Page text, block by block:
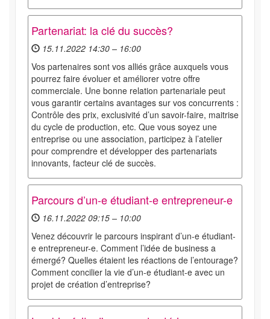
Partenariat: la clé du succès?
15.11.2022 14:30 – 16:00
Vos partenaires sont vos alliés grâce auxquels vous
pourrez faire évoluer et améliorer votre offre
commerciale. Une bonne relation partenariale peut
vous garantir certains avantages sur vos concurrents :
Contrôle des prix, exclusivité d’un savoir-faire, maitrise
du cycle de production, etc. Que vous soyez une
entreprise ou une association, participez à l’atelier
pour comprendre et développer des partenariats
innovants, facteur clé de succès.
Parcours d’un-e étudiant-e entrepreneur-e
16.11.2022 09:15 – 10:00
Venez découvrir le parcours inspirant d’un-e étudiant-
e entrepreneur-e. Comment l’idée de business a
émergé? Quelles étaient les réactions de l’entourage?
Comment concilier la vie d’un-e étudiant-e avec un
projet de création d’entreprise?